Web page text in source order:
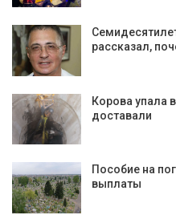
рассказал,
Корова упала
доставали
Пособие на
выплаты